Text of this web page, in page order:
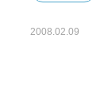
2008.02.09